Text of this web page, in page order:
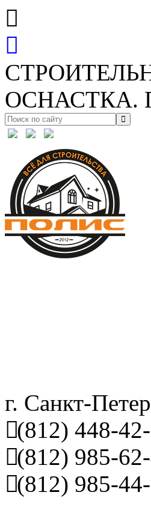
ОСНАСТКА.
г. Санкт-
(812) 448-
(812) 985-
(812) 985-